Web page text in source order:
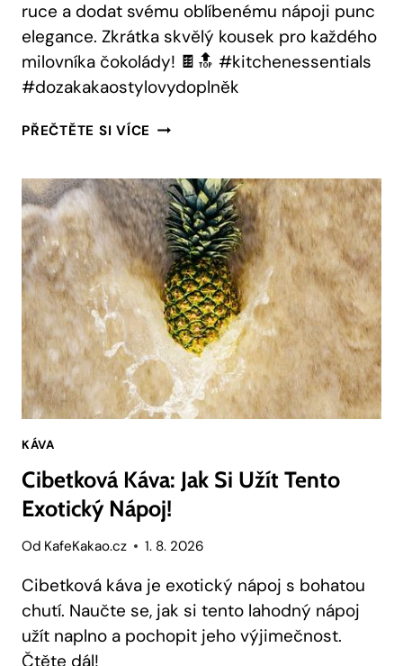
ruce a dodat svému oblíbenému nápoji punc
elegance. Zkrátka skvělý kousek pro každého
milovníka čokolády! 🍫🔝 #kitchenessentials
#dozakakaostylovydoplněk
PŘEČTĚTE SI VÍCE DOZA
STYLOVÝ
DOPLNĚK
PRO
KAŽDOU
KUCHYNI
KÁVA
Cibetková Káva: Jak Si Užít Tento
Exotický Nápoj!
Od KafeKakao.cz 1. 8. 2026
Cibetková káva je exotický nápoj s bohatou
chutí. Naučte se, jak si tento lahodný nápoj
užít naplno a pochopit jeho výjimečnost.
Čtěte dál!